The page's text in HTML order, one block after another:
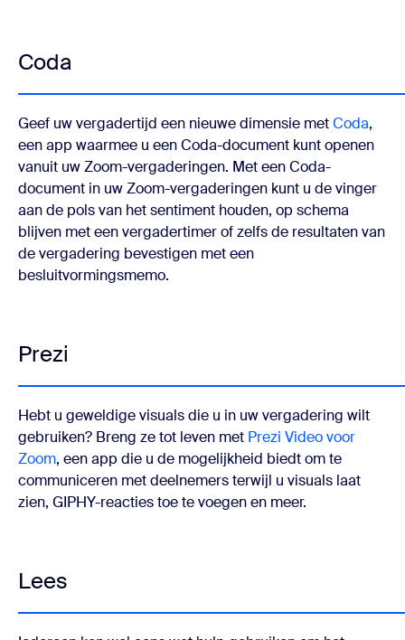
Coda
Geef uw vergadertijd een nieuwe dimensie metCoda,
een app waarmee u een Coda-document kunt openen
vanuit uw Zoom-vergaderingen. Met een Coda-
document in uw Zoom-vergaderingen kunt u de vinger
aan de pols van het sentiment houden, op schema
blijven met een vergadertimer of zelfs de resultaten van
de vergadering bevestigen met een
besluitvormingsmemo.
Prezi
Hebt u geweldige visuals die u in uw vergadering wilt
gebruiken? Breng ze tot leven met Prezi Video voor
Zoom, een app die u de mogelijkheid biedt om te
communiceren met deelnemers terwijl u visuals laat
zien, GIPHY-reacties toe te voegen en meer.
Lees